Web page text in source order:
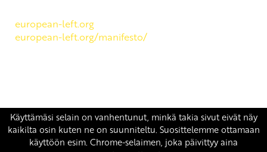
european-left.org
european-left.org/manifesto/
Copyright 2026 © SKP| Tietosuojaseloste